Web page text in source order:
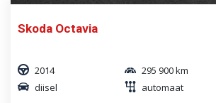
Skoda Octavia
2014
295 900 km
diisel
automaat